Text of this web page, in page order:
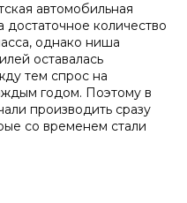
автомобильная
количество
однако ниша
оставалась
тем спрос на
годом. Поэтому в
производить сразу
со временем стали